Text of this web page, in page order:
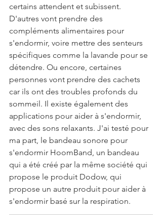
certains attendent et subissent.
D'autres vont prendre des
compléments alimentaires pour
s'endormir, voire mettre des senteurs
spécifiques comme la lavande pour se
détendre. Ou encore, certaines
personnes vont prendre des cachets
car ils ont des troubles profonds du
sommeil. Il existe également des
applications pour aider à s'endormir,
avec des sons relaxants. J'ai testé pour
ma part, le bandeau sonore pour
s'endormir HoomBand, un bandeau
qui a été créé par la même société qui
propose le produit Dodow, qui
propose un autre produit pour aider à
s'endormir basé sur la respiration.